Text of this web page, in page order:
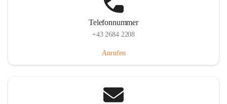
Telefonnummer
+43 2684 2208
Anrufen